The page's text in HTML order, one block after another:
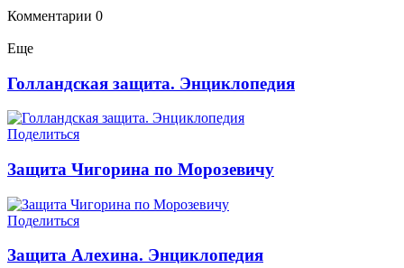
Комментарии 0
Еще
Голландская защита. Энциклопедия
Поделиться
Защита Чигорина по Морозевичу
Поделиться
Защита Алехина. Энциклопедия